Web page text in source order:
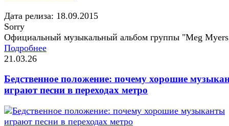
Дата релиза: 18.09.2015
Sorry
Официальный музыкальный альбом группы "Meg
Подробнее
21.03.26
Бедственное положение: почему хорошие
играют песни в переходах метро